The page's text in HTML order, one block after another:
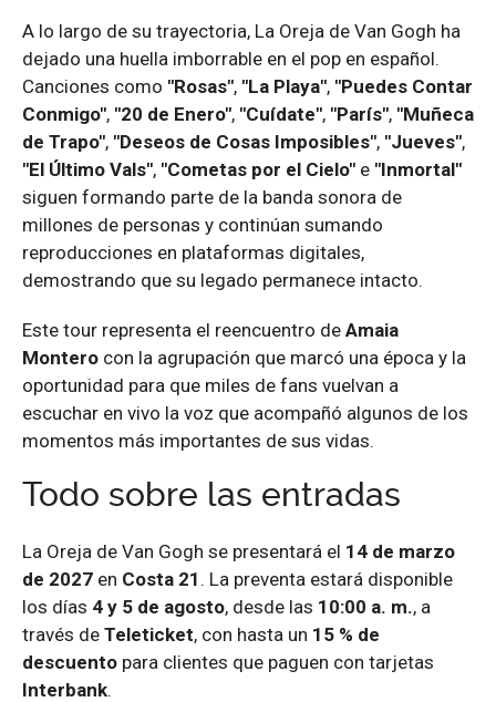
A lo largo de su trayectoria, La Oreja de Van Gogh ha
dejado una huella imborrable en el pop en español.
Canciones como "Rosas", "La Playa", "Puedes Contar
Conmigo", "20 de Enero", "Cuídate", "París", "Muñeca
de Trapo", "Deseos de Cosas Imposibles", "Jueves",
"El Último Vals", "Cometas por el Cielo" e "Inmortal"
siguen formando parte de la banda sonora de
millones de personas y continúan sumando
reproducciones en plataformas digitales,
demostrando que su legado permanece intacto.
Este tour representa el reencuentro de Amaia
Montero con la agrupación que marcó una época y la
oportunidad para que miles de fans vuelvan a
escuchar en vivo la voz que acompañó algunos de los
momentos más importantes de sus vidas.
Todo sobre las entradas
La Oreja de Van Gogh se presentará el 14 de marzo
de 2027 en Costa 21 . La preventa estará disponible
los días 4 y 5 de agosto, desde las 10:00 a. m., a
través de Teleticket, con hasta un 15 % de
descuento para clientes que paguen con tarjetas
Interbank.